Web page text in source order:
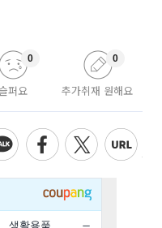
퍼요
0
추가취재 원해요
0